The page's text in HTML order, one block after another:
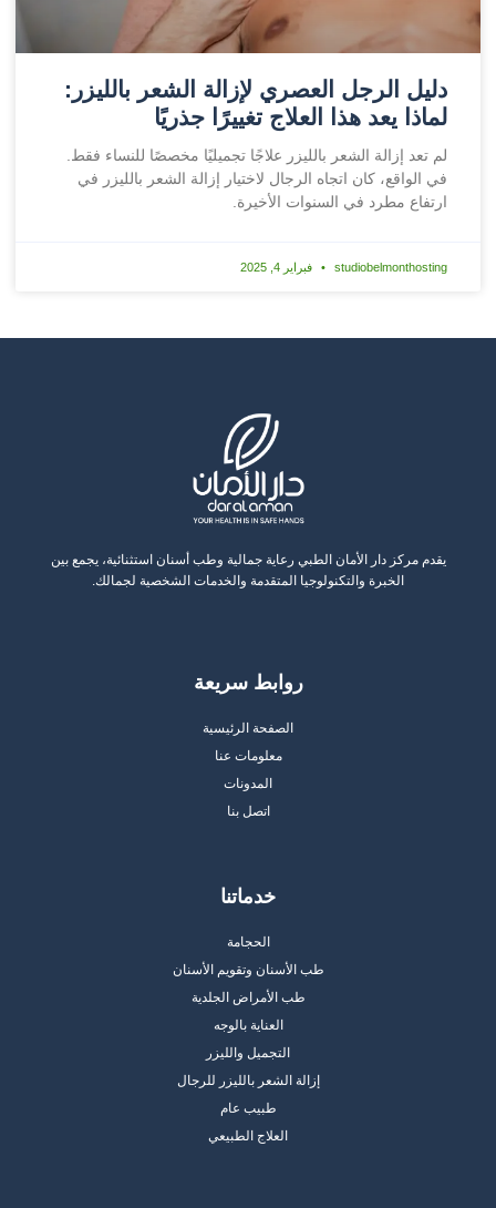
دليل الرجل العصري لإزالة الشعر بالليزر:
لماذا يعد هذا العلاج تغييرًا جذريًا
لم تعد إزالة الشعر بالليزر علاجًا تجميليًا مخصصًا للنساء فقط.
في الواقع، كان اتجاه الرجال لاختيار إزالة الشعر بالليزر في
ارتفاع مطرد في السنوات الأخيرة.
studiobelmonthosting فبراير 4, 2025
يقدم مركز دار الأمان الطبي رعاية جمالية وطب أسنان استثنائية، يجمع بين
الخبرة والتكنولوجيا المتقدمة والخدمات الشخصية لجمالك.
روابط سريعة
الصفحة الرئيسية
معلومات عنا
المدونات
اتصل بنا
خدماتنا
الحجامة
طب الأسنان وتقويم الأسنان
طب الأمراض الجلدية
العناية بالوجه
التجميل والليزر
إزالة الشعر بالليزر للرجال
طبيب عام
العلاج الطبيعي